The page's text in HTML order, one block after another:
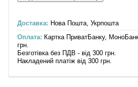
Доставка: Нова Пошта, Укрпошта
Оплата: Картка ПриватБанку,
грн.
Безготівка без ПДВ - від 300 грн.
Накладений платіж від 300 грн.